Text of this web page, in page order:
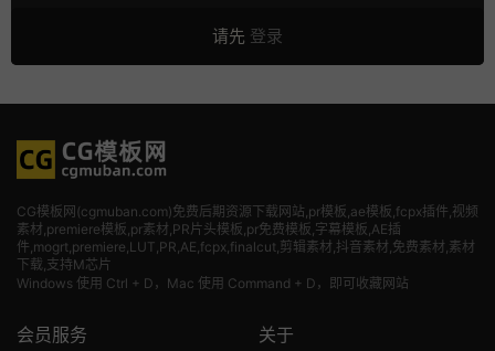
请先 登录
CG模板网(cgmuban.com)免费后期资源下载网站,pr模板,ae模板,fcpx插件,视频
素材 ,premiere模板,pr素材,PR片头模板,pr免费模板,字幕模板,AE插
件,mogrt,premiere,LUT,PR,AE,fcpx,finalcut,剪辑素材,抖音素材,免费素材,素材
下载,支持M芯片
Windows 使用 Ctrl + D，Mac 使用 Command + D，即可收藏网站
会员服务 关于